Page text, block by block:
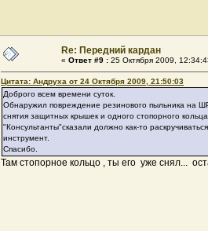
Re: Передний кардан
« Ответ #9 : 25 Октября 2009,
Цитата: Андруха от 24 Октября 2009, 21:50:03
Доброго всем времени суток.
Обнаружил повреждение резинового пыльника на
снятия защитных крышек и одного стопорного
"Консультанты"сказали должно как-то
инструмент.
Спасибо.
Там стопорное кольцо , ты его уже снял...